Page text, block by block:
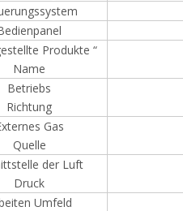
Produkte “
Name
Betriebs
Richtung
Gas
Quelle
der Luft
Druck
Umfeld